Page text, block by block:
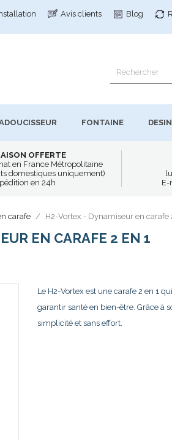
Avis clients Blog
FONTAINE
OFFERTE
en France Métropolitaine
domestiques uniquement)
en 24h
E-
carafe H2-Vortex - Dynamiseur en carafe
EN CARAFE 2 EN 1
Le H2-Vortex est une carafe 2 en 1
garantir santé en bien-être. Grâce à
simplicité et sans effort.